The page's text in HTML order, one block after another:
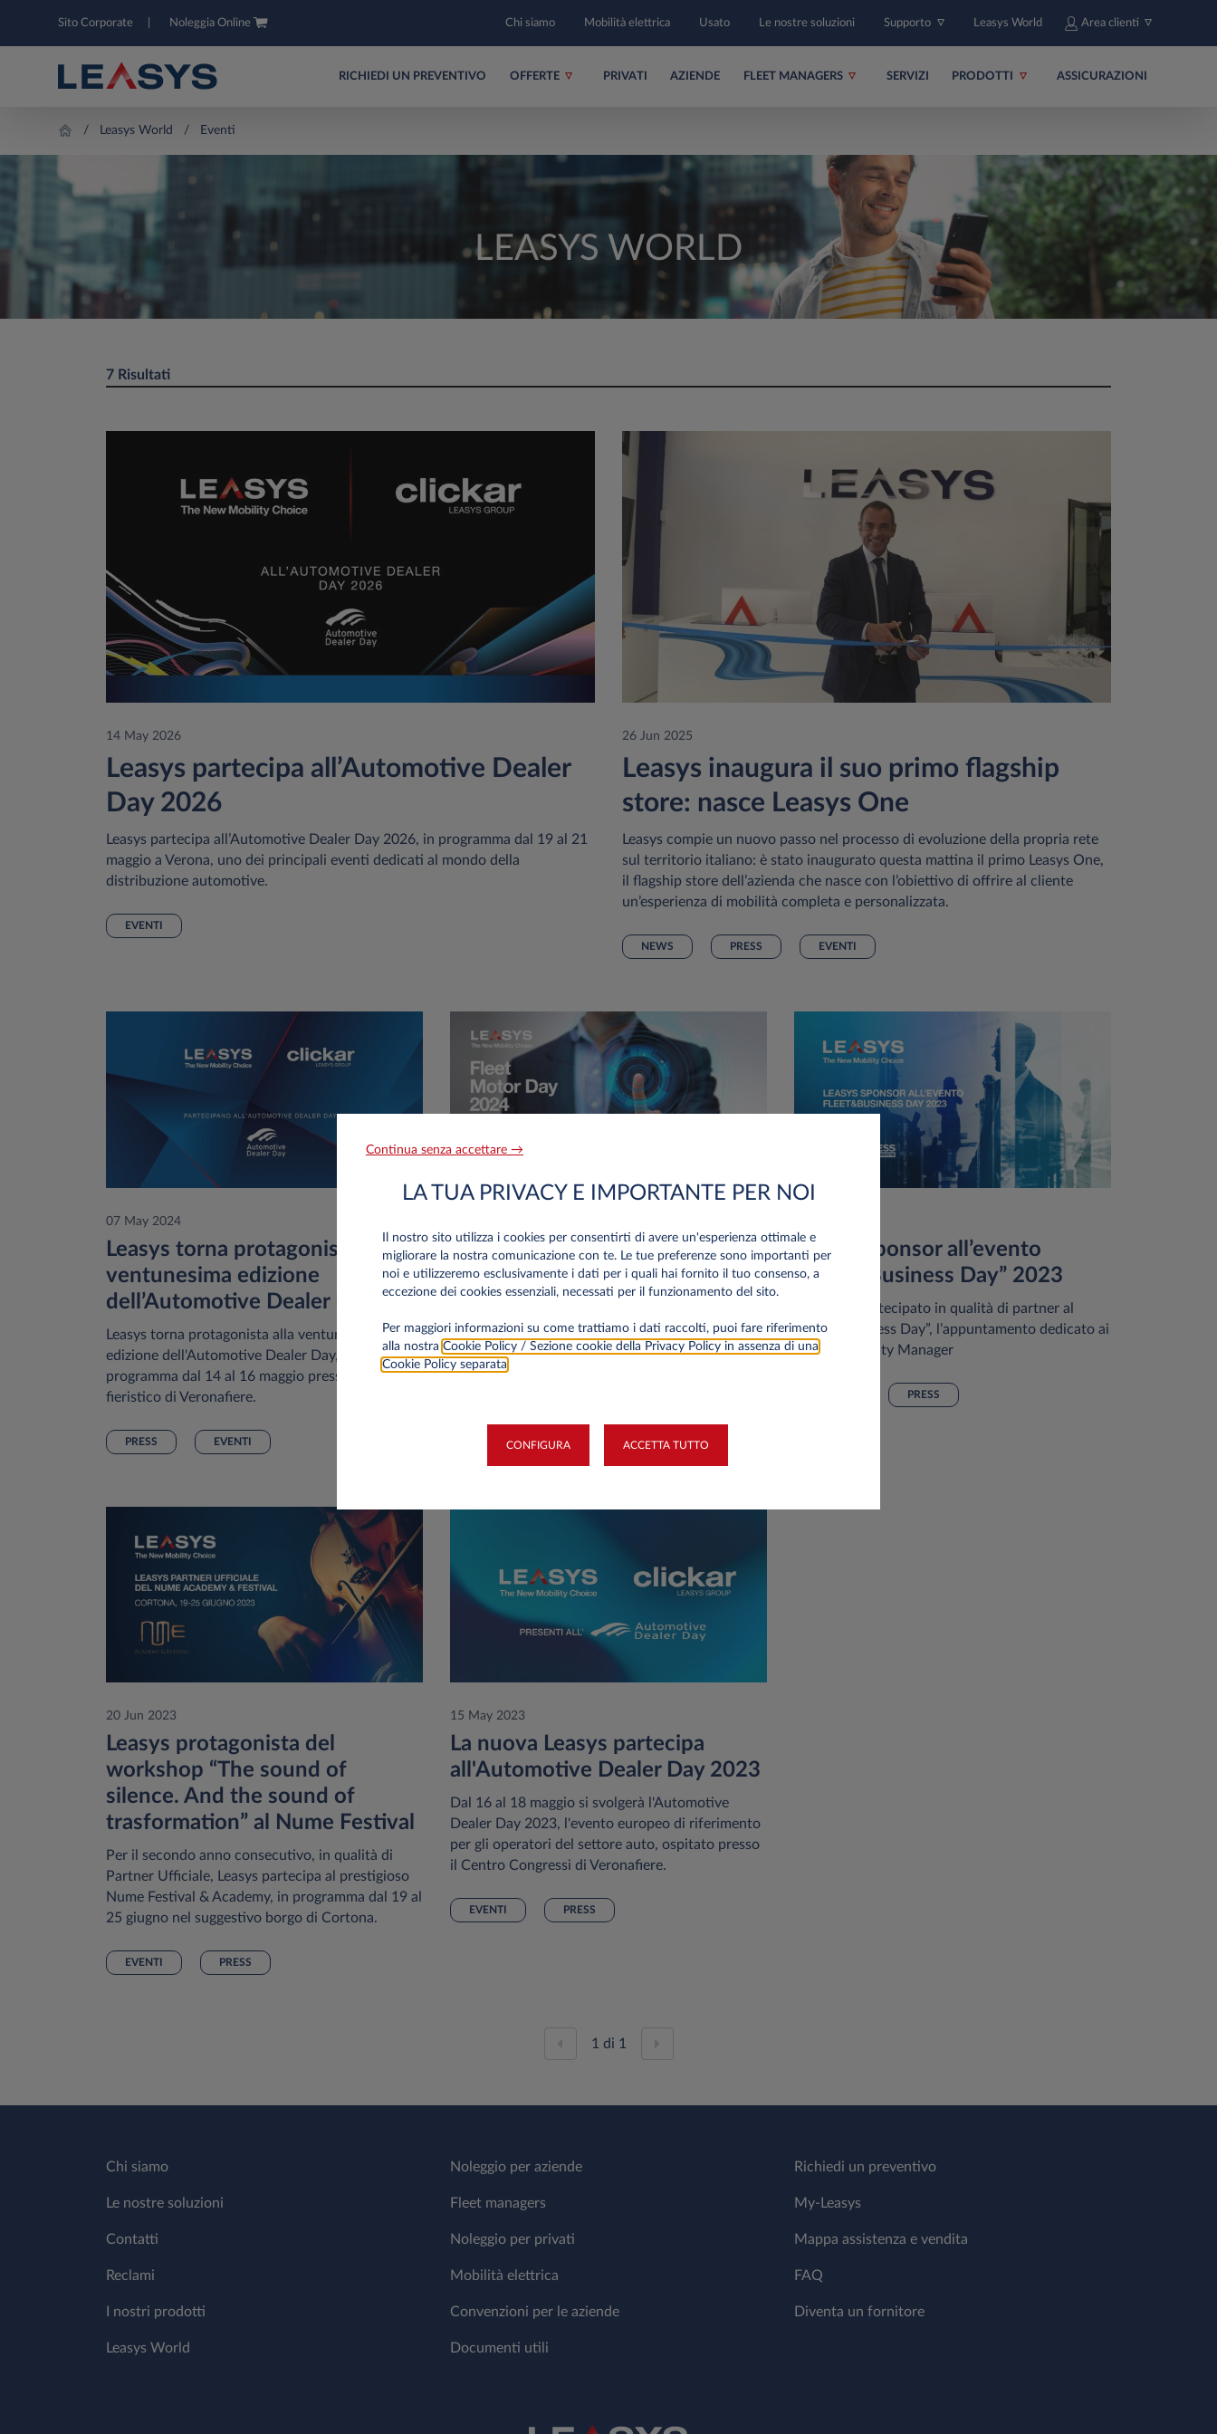
Sito Corporate Noleggia Online Chi siamo Mobilità elettrica Usato Le nostre soluzioni Supporto Leasys World Area clienti
RICHIEDI UN PREVENTIVO OFFERTE PRIVATI AZIENDE FLEET MANAGERS SERVIZI PRODOTTI ASSICURAZIONI
Leasys World Eventi
LEASYS WORLD
7 Risultati
14 May 2026
Leasys partecipa all’Automotive Dealer
Day 2026
Leasys partecipa all’Automotive Dealer Day 2026, in programma dal 19 al 21
maggio a Verona, uno dei principali eventi dedicati al mondo della
distribuzione automotive.
EVENTI
26 Jun 2025
Leasys inaugura il suo primo flagship
store: nasce Leasys One
Leasys compie un nuovo passo nel processo di evoluzione della propria rete
sul territorio italiano: è stato inaugurato questa mattina il primo Leasys One,
il flagship store dell’azienda che nasce con l’obiettivo di offrire al cliente
un’esperienza di mobilità completa e personalizzata.
NEWS PRESS EVENTI
07 May 2024
Leasys torna protagonista alla
ventunesima edizione
dell’Automotive Dealer Day
Leasys torna protagonista alla ventunesima
edizione dell'Automotive Dealer Day, in
programma dal 14 al 16 maggio presso il polo
fieristico di Veronafiere.
PRESS EVENTI
Leasys è partner della decima
edizione del “Fleet Motor Day”
“Fleet Motor Day 2024”, l'evento dedicato ai Fleet
e Mobility Manager organizzato da Fleet
Magazine, con la collaborazione di Top Thousand
Leasys sponsor all’evento
“Fleet&Business Day” 2023
Leasys ha partecipato in qualità di partner al
“Fleet&Business Day”, l’appuntamento dedicato ai
Fleet e Mobility Manager
PRESS
20 Jun 2023
Leasys protagonista del
workshop “The sound of
silence. And the sound of
trasformation” al Nume Festival
Per il secondo anno consecutivo, in qualità di
Partner Ufficiale, Leasys partecipa al prestigioso
Nume Festival & Academy, in programma dal 19 al
25 giugno nel suggestivo borgo di Cortona.
EVENTI PRESS
15 May 2023
La nuova Leasys partecipa
all'Automotive Dealer Day 2023
Dal 16 al 18 maggio si svolgerà l'Automotive
Dealer Day 2023, l'evento europeo di riferimento
per gli operatori del settore auto, ospitato presso
il Centro Congressi di Veronafiere.
EVENTI PRESS
1 di 1
Chi siamo
Le nostre soluzioni
Contatti
Reclami
I nostri prodotti
Leasys World
Noleggio per aziende
Fleet managers
Noleggio per privati
Mobilità elettrica
Convenzioni per le aziende
Documenti utili
Richiedi un preventivo
My-Leasys
Mappa assistenza e vendita
FAQ
Diventa un fornitore
Continua senza accettare →
LA TUA PRIVACY E IMPORTANTE PER NOI
Il nostro sito utilizza i cookies per consentirti di avere un'esperienza ottimale e
migliorare la nostra comunicazione con te. Le tue preferenze sono importanti per
noi e utilizzeremo esclusivamente i dati per i quali hai fornito il tuo consenso, a
eccezione dei cookies essenziali, necessati per il funzionamento del sito.
Per maggiori informazioni su come trattiamo i dati raccolti, puoi fare riferimento
alla nostra Cookie Policy / Sezione cookie della Privacy Policy in assenza di una
Cookie Policy separata
CONFIGURA ACCETTA TUTTO